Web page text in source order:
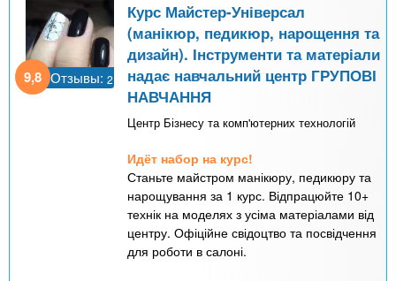
9,8 Отзывы: 2
Курс Майстер-Універсал
(манікюр, педикюр, нарощення та
дизайн). Інструменти та матеріали
надає навчальний центр ГРУПОВІ
НАВЧАННЯ
Центр Бізнесу та комп'ютерних технологій
Идёт набор на курс!
Станьте майстром манікюру, педикюру та
нарощування за 1 курс. Відпрацюйте 10+
технік на моделях з усіма матеріалами від
центру. Офіційне свідоцтво та посвідчення
для роботи в салоні.